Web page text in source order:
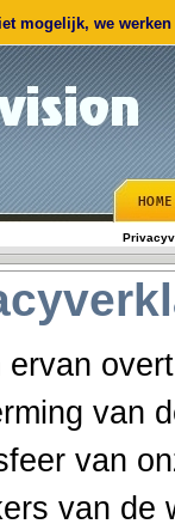
mogelijk, we
ervan
van
van
van de